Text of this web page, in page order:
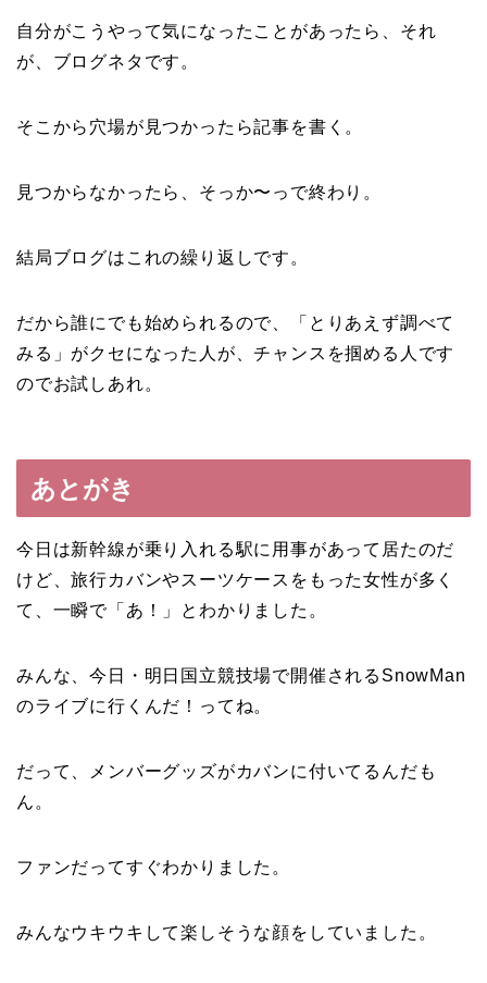
自分がこうやって気になったことがあったら、それ
が、ブログネタです。
そこから穴場が見つかったら記事を書く。
見つからなかったら、そっか〜っで終わり。
結局ブログはこれの繰り返しです。
だから誰にでも始められるので、「とりあえず調べて
みる」がクセになった人が、チャンスを掴める人です
のでお試しあれ。
あとがき
今日は新幹線が乗り入れる駅に用事があって居たのだ
けど、旅行カバンやスーツケースをもった女性が多く
て、一瞬で「あ！」とわかりました。
みんな、今日・明日国立競技場で開催されるSnowMan
のライブに行くんだ！ってね。
だって、メンバーグッズがカバンに付いてるんだも
ん。
ファンだってすぐわかりました。
みんなウキウキして楽しそうな顔をしていました。